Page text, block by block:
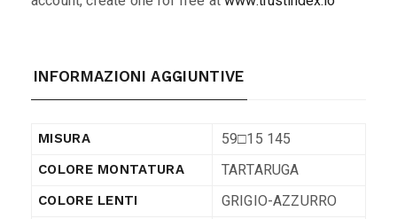
INFORMAZIONI AGGIUNTIVE
MISURA 59□15 145
COLORE MONTATURA TARTARUGA
COLORE LENTI GRIGIO-AZZURRO